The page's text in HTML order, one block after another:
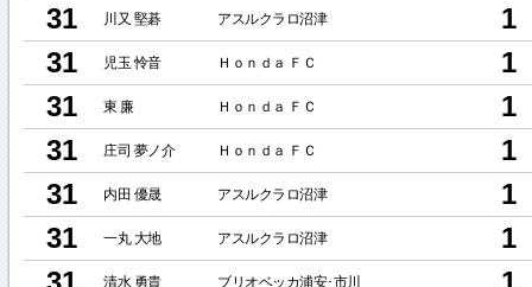
31
川又 堅碁 アスルクラロ沼津
1
31
児玉 怜音 Ｈｏｎｄａ ＦＣ
1
31
東 廉 Ｈｏｎｄａ ＦＣ
1
31
庄司 夢ノ介 Ｈｏｎｄａ ＦＣ
1
31
内田 優晟 アスルクラロ沼津
1
31
一丸 大地 アスルクラロ沼津
1
清水 勇貴 ブリオベッカ浦安･市川